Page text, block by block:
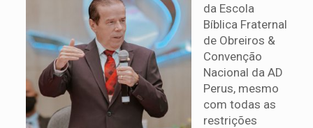
da Escola
Bíblica Fraternal
de Obreiros &
Convenção
Nacional da AD
Perus, mesmo
com todas as
restrições